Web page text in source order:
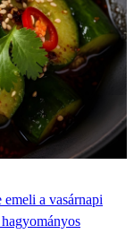
a vasárnapi